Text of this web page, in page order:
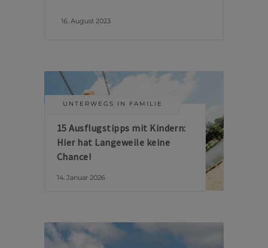
16. August 2023
UNTERWEGS IN FAMILIE
15 Ausflugstipps mit Kindern:
Hier hat Langeweile keine
Chance!
14. Januar 2026